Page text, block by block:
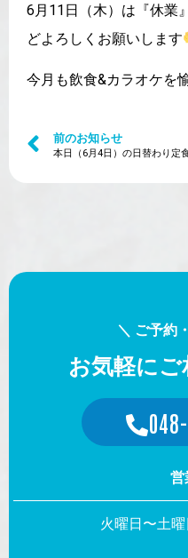
6月11日（木）は『休業
どよろしくお願いします
今月も飲食&カラオケを
前のお知らせ
＼ ご予約
お気軽に
営
火曜日〜土